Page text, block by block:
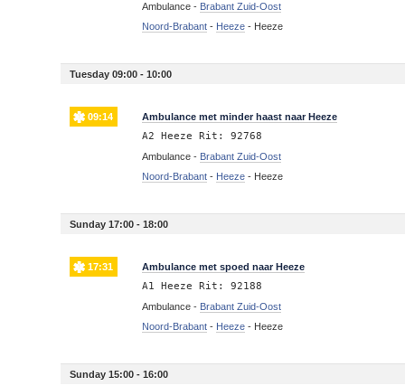
Ambulance - Brabant Zuid-Oost
Noord-Brabant - Heeze - Heeze
Tuesday 09:00 - 10:00
09:14 Ambulance met minder haast naar Heeze
A2 Heeze Rit: 92768
Ambulance - Brabant Zuid-Oost
Noord-Brabant - Heeze - Heeze
Sunday 17:00 - 18:00
17:31 Ambulance met spoed naar Heeze
A1 Heeze Rit: 92188
Ambulance - Brabant Zuid-Oost
Noord-Brabant - Heeze - Heeze
Sunday 15:00 - 16:00